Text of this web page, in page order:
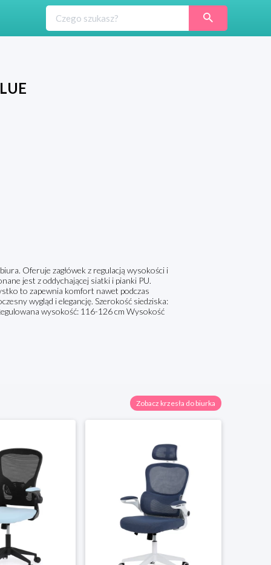
Oferuje zagłówek z regulacją wysokości i
jest z oddychającej siatki i pianki PU.
to zapewnia komfort nawet podczas
wygląd i elegancję. Szerokość siedziska:
wysokość: 116-126 cm Wysokość
Zobacz krzesła do biurka